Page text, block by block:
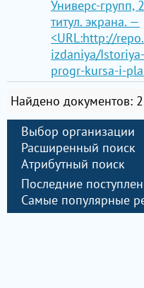
Универс-групп,
титул. экрана. —
<URL:http://
izdaniya/
progr-kursa-i-
Найдено документов:
Выбор организации
Расширенный поиск
Атрибутный поиск
Последние
Самые популярные